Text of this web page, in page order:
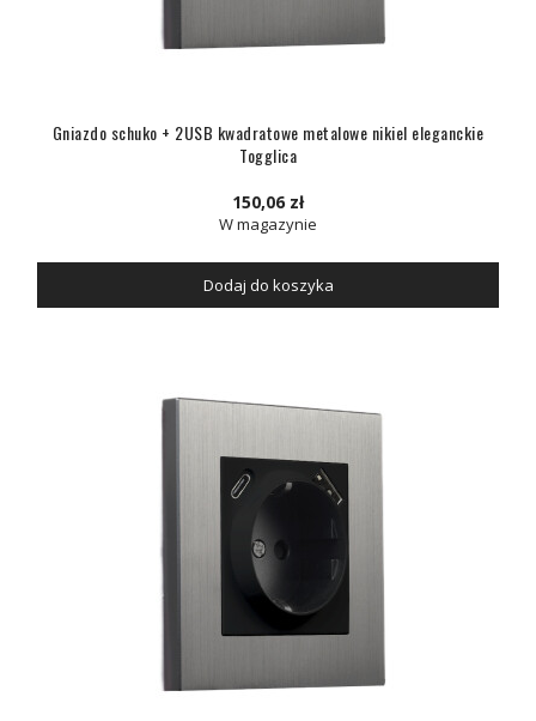
Gniazdo schuko + 2USB kwadratowe metalowe nikiel eleganckie
Togglica
150,06 zł
W magazynie
Dodaj do koszyka